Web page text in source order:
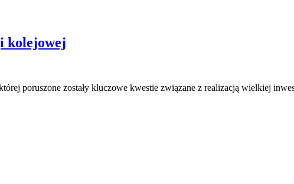
kolejowej
poruszone zostały kluczowe kwestie związane z realizacją wielkiej